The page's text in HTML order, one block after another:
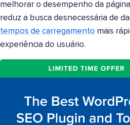
melhorar o desempenho da
reduz a busca desnecessária de
tempos de carregamento mais
experiência do usuário.